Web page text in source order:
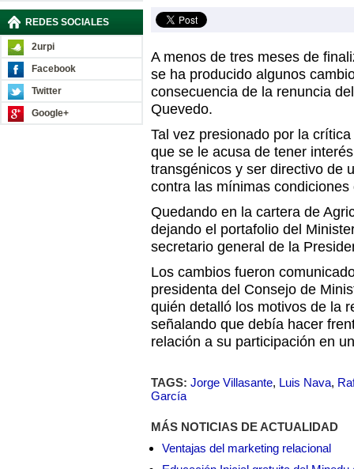
REDES SOCIALES
2urpi
Facebook
Twitter
Google+
A menos de tres meses de
se ha producido algunos
consecuencia de la renuncia
Quevedo.
Tal vez presionado por la
que se le acusa de tener
transgénicos y ser directivo de
contra las mínimas condiciones
Quedando en la cartera de
dejando el portafolio del
secretario general de la
Los cambios fueron
presidenta del Consejo de
quién detalló los motivos de la
señalando que debía hacer
relación a su participación en
TAGS: Jorge Villasante, Luis Nava,
García
MÁS NOTICIAS DE ACTUALIDAD
Ventajas del marketing relacional